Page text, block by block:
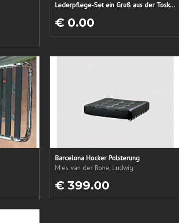
Lederpflege-Set ein Gruß aus der Toskana...
€ 0.00
Barcelona Hocker Polsterung
Mies van der Rohe, Ludwig
€ 399.00